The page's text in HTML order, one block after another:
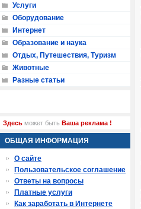
Услуги
Оборудование
Интернет
Образование и наука
Отдых, Путешествия, Туризм
Животные
Разные статьи
Здесь может быть Ваша реклама !
ОБЩАЯ ИНФОРМАЦИЯ
О сайте
Пользовательское соглашение
Ответы на вопросы
Платные услуги
Как заработать в Интернете